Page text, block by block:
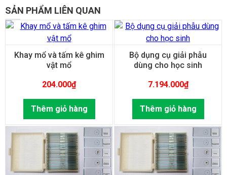
SẢN PHẨM LIÊN QUAN
Khay mổ và tấm kê ghim
vật mổ
204.000₫
Thêm giỏ hàng
Bộ dụng cụ giải phẫu
dùng cho học sinh
7.194.000₫
Thêm giỏ hàng